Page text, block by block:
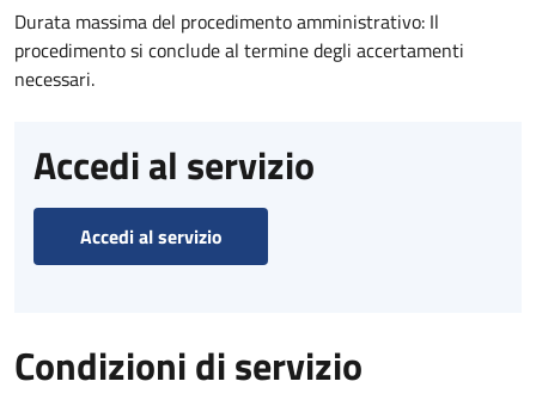
Durata massima del procedimento amministrativo: Il
procedimento si conclude al termine degli accertamenti
necessari.
Accedi al servizio
Accedi al servizio
Condizioni di servizio